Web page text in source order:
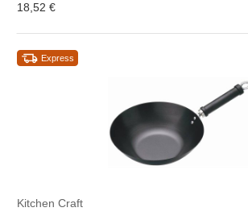
18,52 €
Express
Kitchen Craft